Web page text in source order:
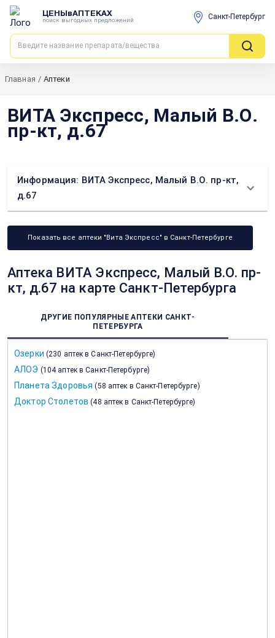
ЦЕНЫвАПТЕКАХ
поиск выгодных предложений Санкт-Петербург
Главная / Аптеки
ВИТА Экспресс, Малый В.О.
пр-кт, д.67
Информация: ВИТА Экспресс, Малый В.О. пр-кт,
д.67
Показать все аптеки "Вита Экспресс" в Санкт-Петербурге
Аптека ВИТА Экспресс, Малый В.О. пр-
кт, д.67 на карте Санкт-Петербурга
ДРУГИЕ ПОПУЛЯРНЫЕ АПТЕКИ САНКТ-
ПЕТЕРБУРГА
Озерки (230 аптек в Санкт-Петербурге)
АЛОЭ (104 аптек в Санкт-Петербурге)
Планета Здоровья (58 аптек в Санкт-Петербурге)
Доктор Столетов (48 аптек в Санкт-Петербурге)